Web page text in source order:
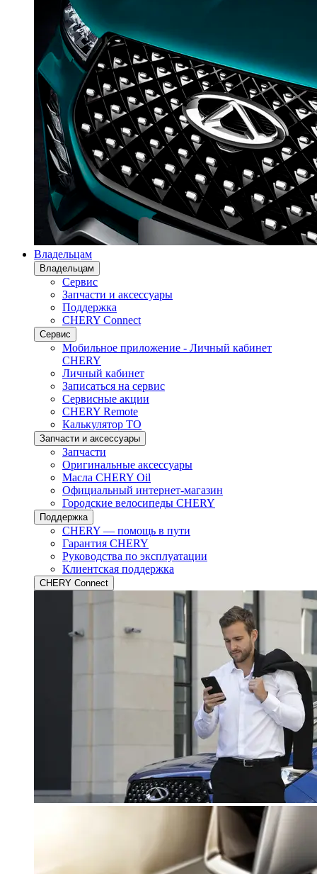
Владельцам
Владельцам
Сервис
Запчасти и аксессуары
Поддержка
CHERY Connect
Сервис
Мобильное приложение - Личный кабинет
CHERY
Личный кабинет
Записаться на сервис
Сервисные акции
CHERY Remote
Калькулятор ТО
Запчасти и аксессуары
Запчасти
Оригинальные аксессуары
Масла CHERY Oil
Официальный интернет-магазин
Городские велосипеды CHERY
Поддержка
CHERY — помощь в пути
Гарантия CHERY
Руководства по эксплуатации
Клиентская поддержка
CHERY Connect